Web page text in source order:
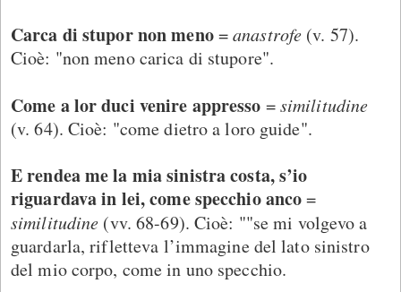
Carca di stupor non meno=anastrofe (v. 57).
Cioè: "non meno carica di stupore".
Come a lor duci venire appresso =similitudine
(v. 64). Cioè: "come dietro a loro guide".
E rendea me la mia sinistra costa, s’io
riguardava in lei, come specchio anco=
similitudine (vv. 68-69). Cioè: ""se mi volgevo a
guardarla, rifletteva l’immagine del lato sinistro
del mio corpo, come in uno specchio.